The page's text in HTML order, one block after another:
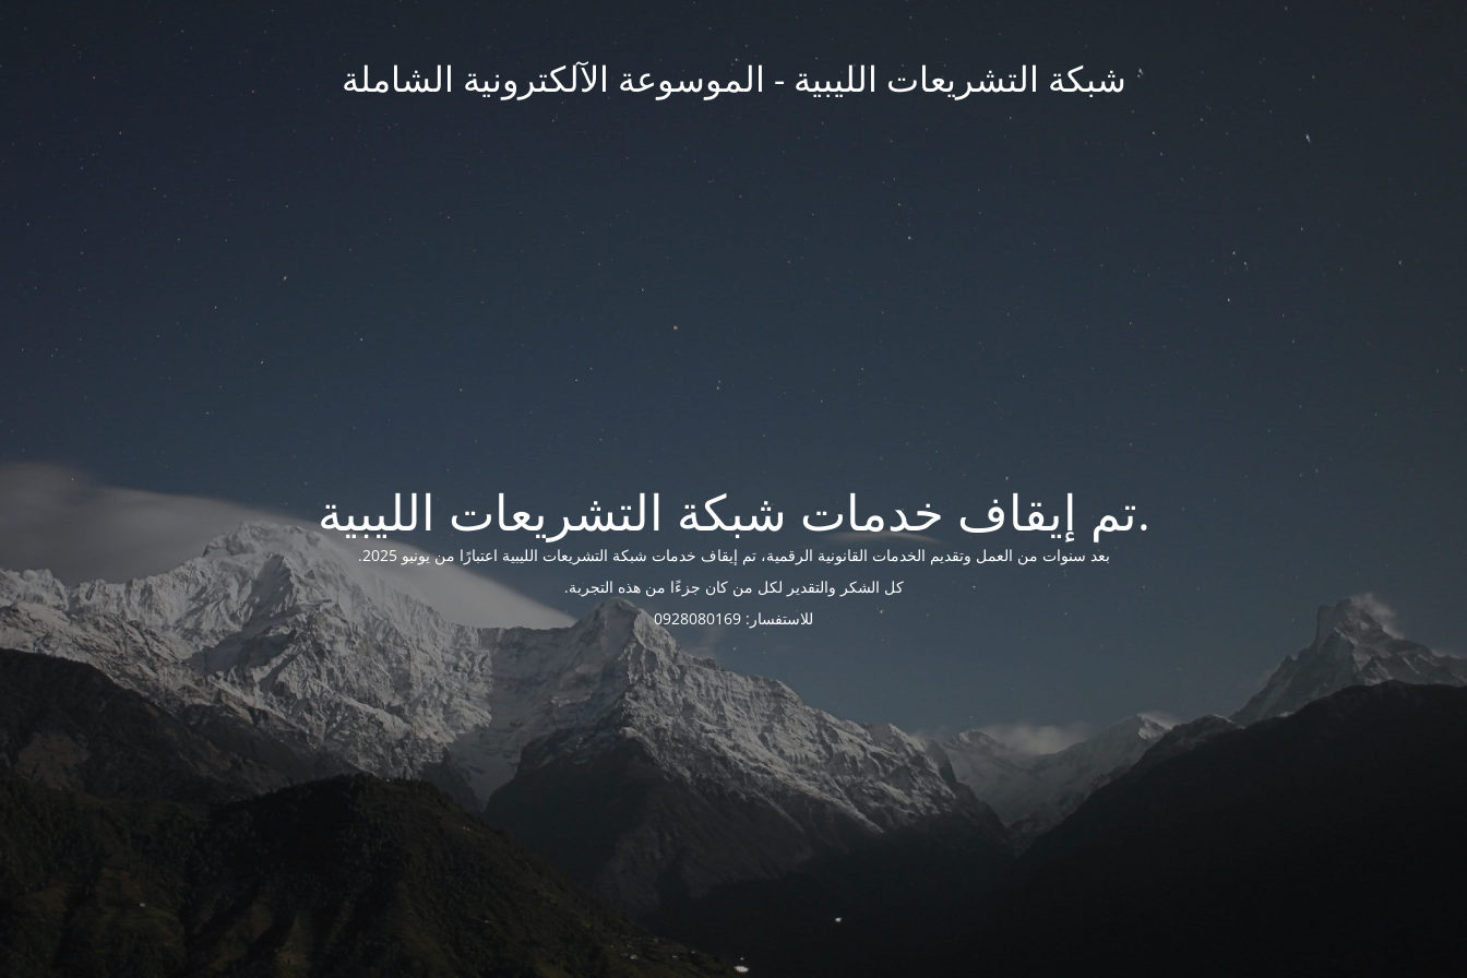
شبكة التشريعات الليبية - الموسوعة الآلكترونية الشاملة
تم إيقاف خدمات شبكة التشريعات الليبية.
بعد سنوات من العمل وتقديم الخدمات القانونية الرقمية، تم إيقاف خدمات شبكة التشريعات الليبية اعتبارًا من يونيو 2025.
كل الشكر والتقدير لكل من كان جزءًا من هذه التجربة.
للاستفسار: 0928080169